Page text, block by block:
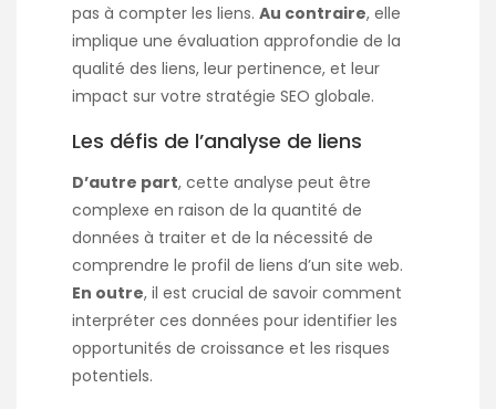
pas à compter les liens. Au contraire, elle
implique une évaluation approfondie de la
qualité des liens, leur pertinence, et leur
impact sur votre stratégie SEO globale.
Les défis de l’analyse de liens
D’autre part, cette analyse peut être
complexe en raison de la quantité de
données à traiter et de la nécessité de
comprendre le profil de liens d’un site web.
En outre, il est crucial de savoir comment
interpréter ces données pour identifier les
opportunités de croissance et les risques
potentiels.